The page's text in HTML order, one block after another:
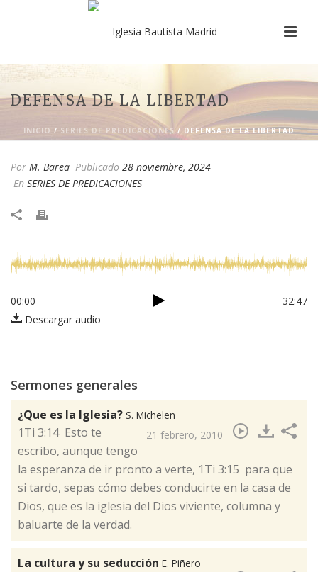
DEFENSA DE LA LIBERTAD
INICIO / SERIES DE PREDICACIONES / DEFENSA DE LA LIBERTAD
Por M. Barea Publicado 28 noviembre, 2024
En SERIES DE PREDICACIONES
00:00
32:47
Descargar audio
Sermones generales
¿Que es la Iglesia? S. Michelen
21 febrero, 2010
​1Ti 3:14 Esto te
escribo, aunque tengo
la esperanza de ir pronto a verte, 1Ti 3:15 para que
si tardo, sepas cómo debes conducirte en la casa de
Dios, que es la iglesia del Dios viviente, columna y
baluarte de la verdad.
La cultura y su seducción E. Piñero